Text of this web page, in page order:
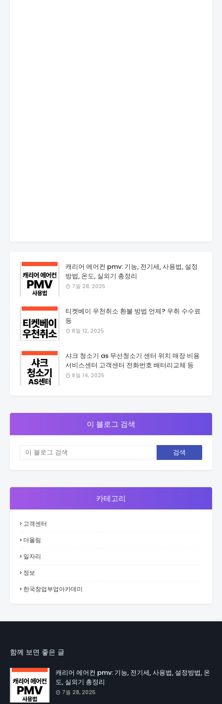
캐리어 에어컨 pmv: 기능, 전기세, 사용법, 설정
방법, 온도, 실외기 총정리
7월 28, 2025
티켓베이 우천취소 환불 방법 언제? 우취 수수료
등
8월 12, 2025
샤크 청소기 as 무선청소기 센터 위치 매장 비용
서비스센터 고객센터 전화번호 배터리교체 등
8월 14, 2025
이 블로그 검색
카테고리
고객센터
더올림
일자리
정보
한국창업부업아카데미
함께 보면 좋은 글
캐리어 에어컨 pmv: 기능, 전기세, 사용법, 설정방법, 온
도, 실외기 총정리
7월 28, 2025